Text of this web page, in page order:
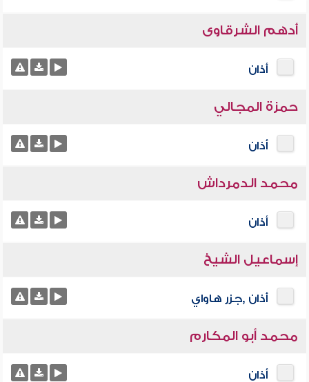
أدهم الشرقاوى
أذان
حمزة المجالي
أذان
محمد الدمرداش
أذان
إسماعيل الشيخ
أذان ,جزر هاواي
محمد أبو المكارم
أذان